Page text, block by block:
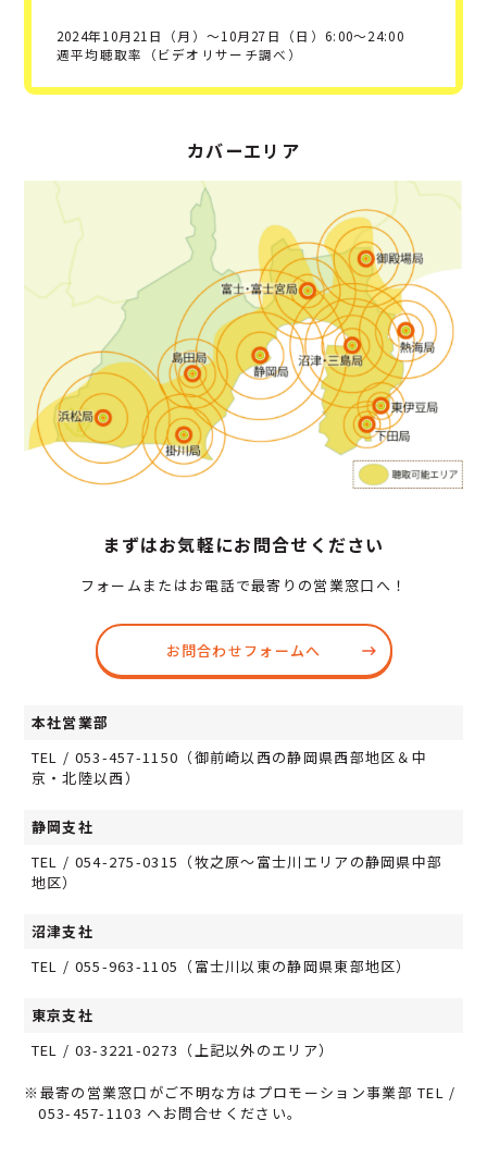
2024年10月21日（月）～10月27日（日）6:00～24:00
週平均聴取率（ビデオリサーチ調べ）
カバーエリア
まずはお気軽にお問合せください
フォームまたはお電話で最寄りの営業窓口へ！
お問合わせフォームへ
本社営業部
TEL / 053-457-1150（御前崎以西の静岡県西部地区＆中
京・北陸以西）
静岡支社
TEL / 054-275-0315（牧之原～富士川エリアの静岡県中部
地区）
沼津支社
TEL / 055-963-1105（富士川以東の静岡県東部地区）
東京支社
TEL / 03-3221-0273（上記以外のエリア）
※最寄の営業窓口がご不明な方はプロモーション事業部 TEL /
053-457-1103 へお問合せください。